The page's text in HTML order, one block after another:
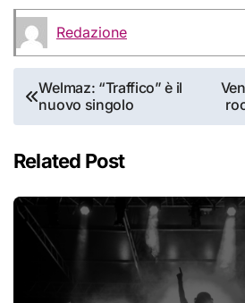
Redazione
Navigazione
articoli
Welmaz: “Traffico” è il
nuovo singolo
Related Post